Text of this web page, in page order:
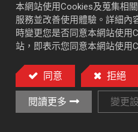
本網站使用Cookies及蒐集相
服務並改善使用體驗。詳細內
時變更您是否同意本網站使用
站，即表示您同意本網站使用
同意 拒絕
閱讀更多 變更